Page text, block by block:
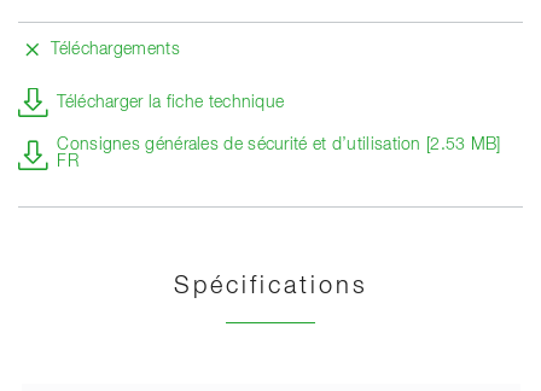
Téléchargements
Télécharger la fiche technique
Consignes générales de sécurité et d’utilisation [2.53 MB]
FR
Spécifications